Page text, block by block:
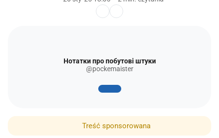
Нотатки про побутові штуки
@pockemaister
Treść sponsorowana